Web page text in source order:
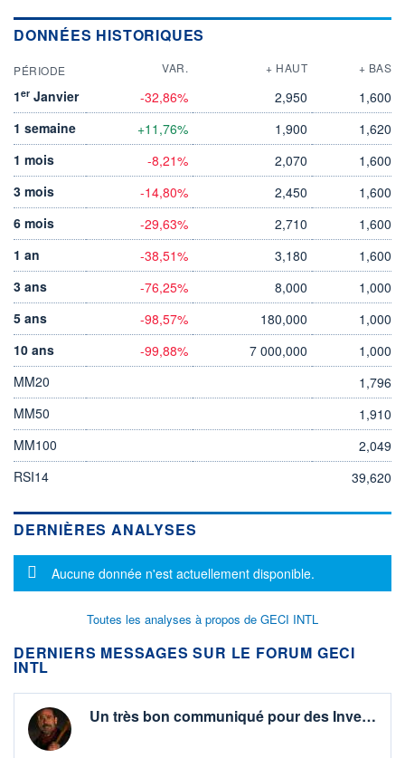
DONNÉES HISTORIQUES
PÉRIODE VAR. + HAUT + BAS
1er Janvier -32,86% 2,950
1,600
1 semaine
+11,76% 1,900
1,620
1 mois
-8,21% 2,070
1,600
3 mois
-14,80% 2,450
1,600
6 mois
-29,63% 2,710
1,600
1 an
-38,51% 3,180
1,600
3 ans
-76,25% 8,000
1,000
5 ans
-98,57% 180,000
1,000
10 ans
-99,88% 7 000,000
1,000
MM20
1,796
MM50
1,910
MM100
2,049
RSI14
39,620
DERNIÈRES ANALYSES
Message d'information
Aucune donnée n'est actuellement disponible.
Toutes les analyses à propos de GECI INTL
DERNIERS MESSAGES SUR LE FORUM GECI
INTL
Un très bon communiqué pour des Inve…